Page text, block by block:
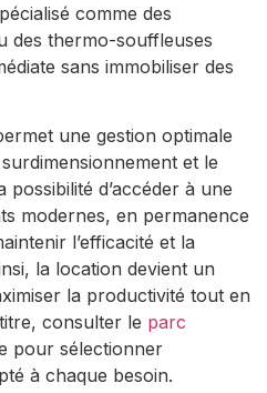
comme des
des thermo-souffleuses
sans immobiliser des
une gestion optimale
et le
d’accéder à une
modernes, en permanence
l’efficacité et la
la location devient un
la productivité tout en
consulter le parc
pour sélectionner
à chaque besoin.